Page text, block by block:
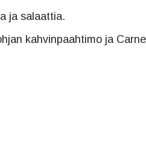
ja salaattia.
kahvinpaahtimo ja